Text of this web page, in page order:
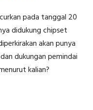
pada tanggal 20
didukung chipset
akan punya
dukungan pemindai
kalian?